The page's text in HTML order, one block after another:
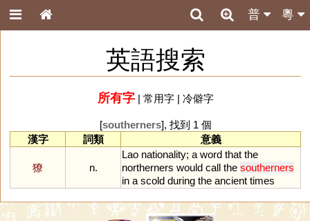
粵
普
英語搜索
所有字| 常用字| 冷僻字
[southerners], 找到 1 個
漢字
詞類 意義
獠 n.
Lao nationality; a word that the
northerners would call the southerners
in a scold during the ancient times